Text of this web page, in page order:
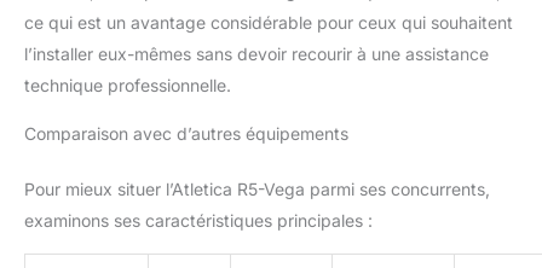
ce qui est un avantage considérable pour ceux qui souhaitent
l’installer eux-mêmes sans devoir recourir à une assistance
technique professionnelle.
Comparaison avec d’autres équipements
Pour mieux situer l’Atletica R5-Vega parmi ses concurrents,
examinons ses caractéristiques principales :